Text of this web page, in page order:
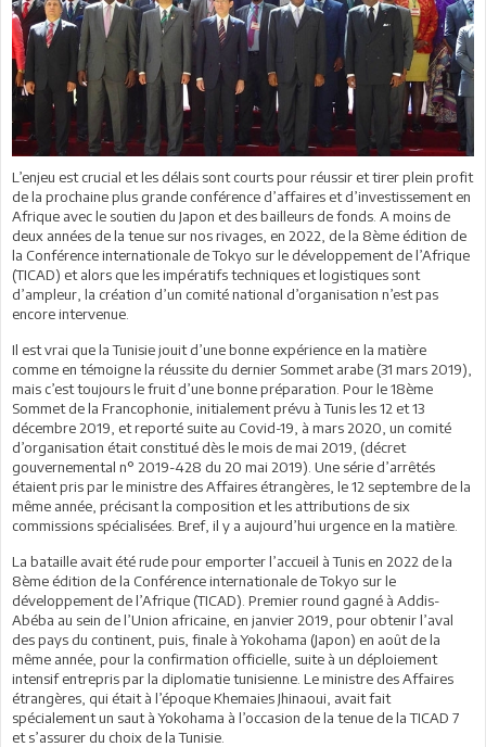
L’enjeu est crucial et les délais sont courts pour réussir et tirer plein profit
de la prochaine plus grande conférence d’affaires et d’investissement en
Afrique avec le soutien du Japon et des bailleurs de fonds. A moins de
deux années de la tenue sur nos rivages, en 2022, de la 8ème édition de
la Conférence internationale de Tokyo sur le développement de l’Afrique
(TICAD) et alors que les impératifs techniques et logistiques sont
d’ampleur, la création d’un comité national d’organisation n’est pas
encore intervenue.
Il est vrai que la Tunisie jouit d’une bonne expérience en la matière
comme en témoigne la réussite du dernier Sommet arabe (31 mars 2019),
mais c’est toujours le fruit d’une bonne préparation. Pour le 18ème
Sommet de la Francophonie, initialement prévu à Tunis les 12 et 13
décembre 2019, et reporté suite au Covid-19, à mars 2020, un comité
d’organisation était constitué dès le mois de mai 2019, (décret
gouvernemental n° 2019-428 du 20 mai 2019). Une série d’arrêtés
étaient pris par le ministre des Affaires étrangères, le 12 septembre de la
même année, précisant la composition et les attributions de six
commissions spécialisées. Bref, il y a aujourd’hui urgence en la matière.
La bataille avait été rude pour emporter l’accueil à Tunis en 2022 de la
8ème édition de la Conférence internationale de Tokyo sur le
développement de l’Afrique (TICAD). Premier round gagné à Addis-
Abéba au sein de l’Union africaine, en janvier 2019, pour obtenir l’aval
des pays du continent, puis, finale à Yokohama (Japon) en août de la
même année, pour la confirmation officielle, suite à un déploiement
intensif entrepris par la diplomatie tunisienne. Le ministre des Affaires
étrangères, qui était à l’époque Khemaies Jhinaoui, avait fait
spécialement un saut à Yokohama à l’occasion de la tenue de la TICAD 7
et s’assurer du choix de la Tunisie.